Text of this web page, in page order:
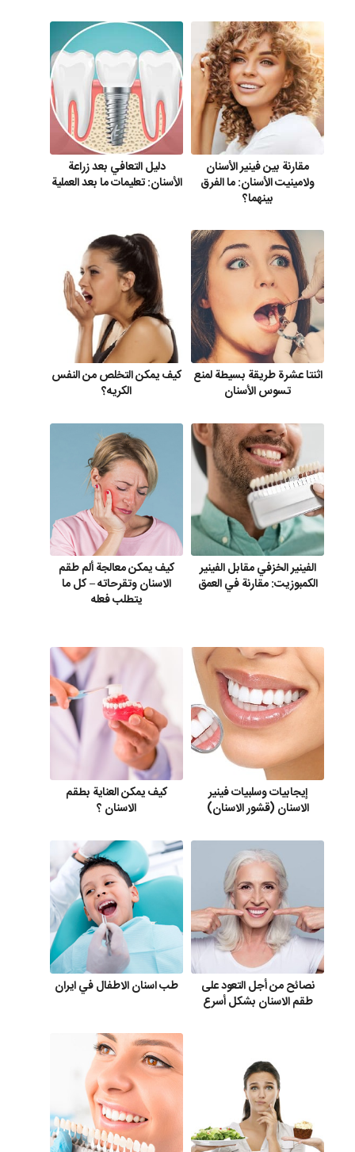
مقارنة بين فينير الأسنان
ولامينيت الأسنان: ما الفرق
بينهما؟
دليل التعافي بعد زراعة
الأسنان: تعليمات ما بعد العملية
اثنتا عشرة طريقة بسيطة لمنع
تسوس الأسنان
كيف يمكن التخلص من النفس
الكريه؟
الفينير الخزفي مقابل الفينير
الكمبوزيت: مقارنة في العمق
كيف يمكن معالجة ألم طقم
الاسنان وتقرحاته – كل ما
يتطلب فعله
إيجابيات وسلبيات فينير
الاسنان (قشور الاسنان)
كيف يمكن العناية بطقم
الاسنان ؟
نصائح من أجل التعود على
طقم الاسنان بشكل أسرع
طب اسنان الاطفال في ايران